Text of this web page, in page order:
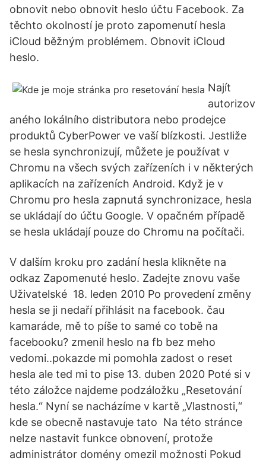
obnovit nebo obnovit heslo účtu Facebook. Za
těchto okolností je proto zapomenutí hesla
iCloud běžným problémem. Obnovit iCloud
heslo.
Najít
autorizov
aného lokálního distributora nebo prodejce
produktů CyberPower ve vaší blízkosti. Jestliže
se hesla synchronizují, můžete je používat v
Chromu na všech svých zařízeních i v některých
aplikacích na zařízeních Android. Když je v
Chromu pro hesla zapnutá synchronizace, hesla
se ukládají do účtu Google. V opačném případě
se hesla ukládají pouze do Chromu na počítači.
V dalším kroku pro zadání hesla klikněte na
odkaz Zapomenuté heslo. Zadejte znovu vaše
Uživatelské 18. leden 2010 Po provedení změny
hesla se ji nedaří přihlásit na facebook. čau
kamaráde, mě to píše to samé co tobě na
facebooku? zmenil heslo na fb bez meho
vedomi..pokazde mi pomohla zadost o reset
hesla ale ted mi to pise 13. duben 2020 Poté si v
této záložce najdeme podzáložku „Resetování
hesla.“ Nyní se nacházíme v kartě „Vlastnosti,“
kde se obecně nastavuje tato Na této stránce
nelze nastavit funkce obnovení, protože
administrátor domény omezil možnosti Pokud